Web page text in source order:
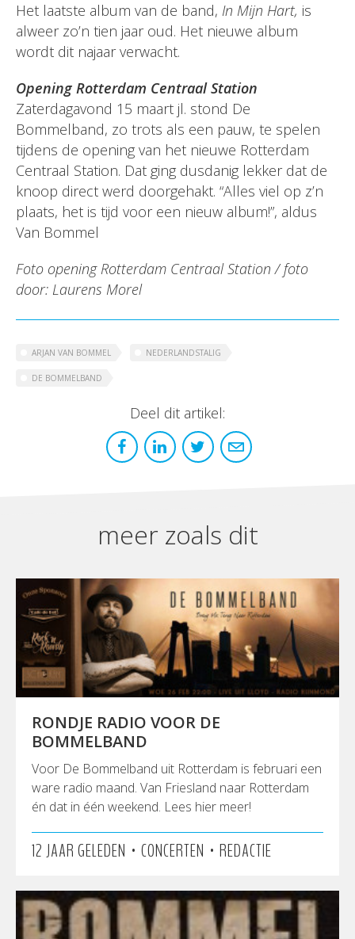
Het laatste album van de band, In Mijn Hart, is
alweer zo’n tien jaar oud. Het nieuwe album
wordt dit najaar verwacht.
Opening Rotterdam Centraal Station
Zaterdagavond 15 maart jl. stond De
Bommelband, zo trots als een pauw, te spelen
tijdens de opening van het nieuwe Rotterdam
Centraal Station. Dat ging dusdanig lekker dat de
knoop direct werd doorgehakt. “Alles viel op z’n
plaats, het is tijd voor een nieuw album!”, aldus
Van Bommel
Foto opening Rotterdam Centraal Station / foto
door: Laurens Morel
ARJAN VAN BOMMEL NEDERLANDSTALIG
DE BOMMELBAND
Deel dit artikel:
meer zoals dit
RONDJE RADIO VOOR DE
BOMMELBAND
Voor De Bommelband uit Rotterdam is februari een
ware radio maand. Van Friesland naar Rotterdam
én dat in één weekend. Lees hier meer!
12 JAAR GELEDEN • CONCERTEN • REDACTIE